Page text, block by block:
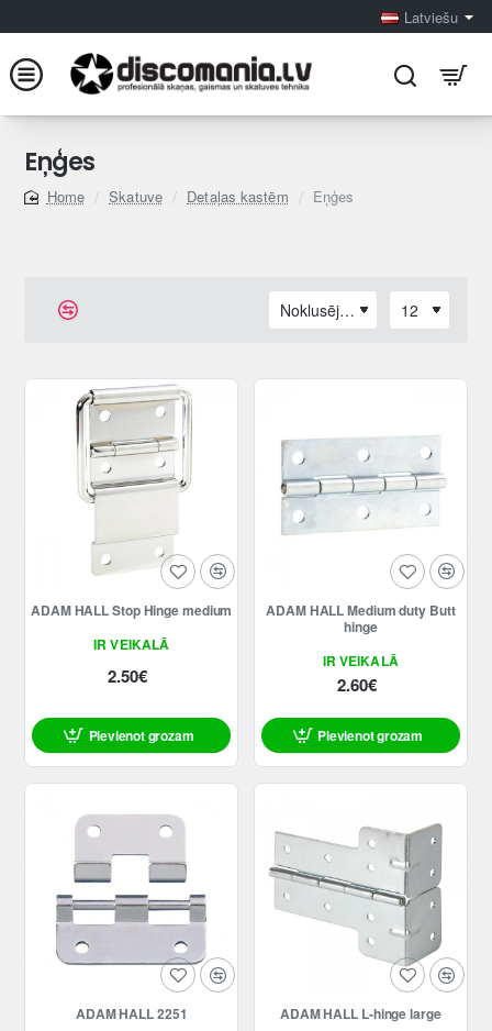
Latviešu
Eņģes
home
Skatuve Detaļas kastēm Eņģes
IR VEIKALĀ
ADAM HALL Stop Hinge medium
2.50€
Pievienot grozam
IR VEIKALĀ
ADAM HALL Medium duty Butt
hinge
2.60€
Pievienot grozam
ADAM HALL 2251 ADAM HALL L-hinge large